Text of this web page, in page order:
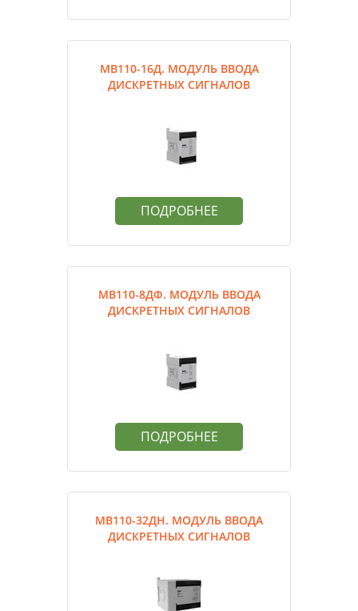
МВ110-16Д. МОДУЛЬ ВВОДА
ДИСКРЕТНЫХ СИГНАЛОВ
ПОДРОБНЕЕ
МВ110-8ДФ. МОДУЛЬ ВВОДА
ДИСКРЕТНЫХ СИГНАЛОВ
ПОДРОБНЕЕ
МВ110-32ДН. МОДУЛЬ ВВОДА
ДИСКРЕТНЫХ СИГНАЛОВ